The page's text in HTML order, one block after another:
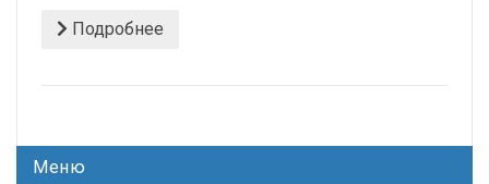
Подробнее
Меню